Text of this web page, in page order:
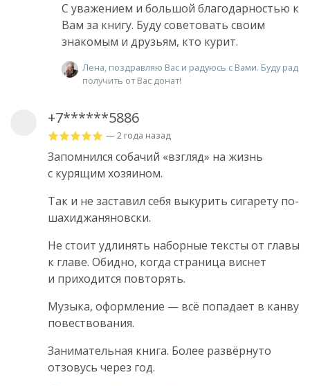
С уважением и большой благодарностью к
Вам за книгу. Буду советовать своим
знакомым и друзьям, кто курит.
Лена, поздравляю Вас и радуюсь с Вами. Буду рад
получить от Вас донат!
+7******5886
— 2 года назад
Запомнился собачий «взгляд» на жизнь
с курящим хозяином.
Так и не заставил себя выкурить сигарету по-
шахиджаняновски.
Не стоит удлинять наборные тексты от главы
к главе. Обидно, когда страница виснет
и приходится повторять.
Музыка, оформление — всё попадает в канву
повествования.
Занимательная книга. Более развёрнуто
отзовусь через год.